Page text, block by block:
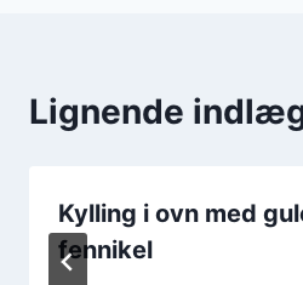
Lignende
Kylling i ovn med
fennikel